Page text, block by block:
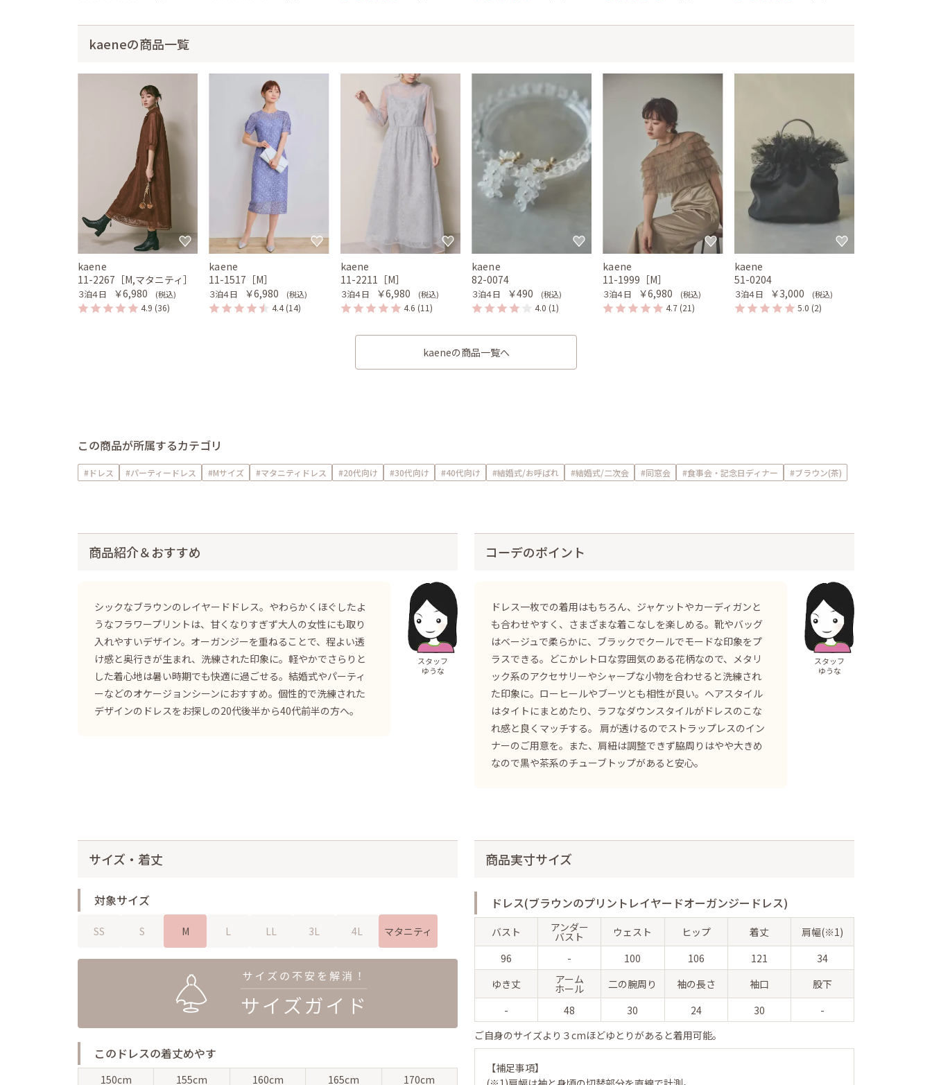
kaeneの商品一覧
kaene
11-2267［M,マタニティ］
３泊４日 ￥6,980 (税込)
4.9 (36)
kaene
11-1517［M］
３泊４日 ￥6,980 (税込)
4.4 (14)
kaene
11-2211［M］
３泊４日 ￥6,980 (税込)
4.6 (11)
kaene
82-0074
３泊４日 ￥490 (税込)
4.0 (1)
kaene
11-1999［M］
３泊４日 ￥6,980 (税込)
4.7 (21)
kaene
51-0204
３泊４日 ￥3,000 (税込)
5.0 (2)
kaeneの商品一覧へ
この商品が所属するカテゴリ
#ドレス #パーティードレス #Mサイズ #マタニティドレス #20代向け #30代向け #40代向け #結婚式/お呼ばれ #結婚式/二次会 #同窓会 #食事会・記念日ディナー #ブラウン(茶)
商品紹介＆おすすめ
シックなブラウンのレイヤードドレス。やわらかくほぐしたよ
うなフラワープリントは、甘くなりすぎず大人の女性にも取り
入れやすいデザイン。オーガンジーを重ねることで、程よい透
け感と奥行きが生まれ、洗練された印象に。軽やかでさらりと
した着心地は暑い時期でも快適に過ごせる。結婚式やパーティ
ーなどのオケージョンシーンにおすすめ。個性的で洗練された
デザインのドレスをお探しの20代後半から40代前半の方へ。
スタッフ
ゆうな
コーデのポイント
ドレス一枚での着用はもちろん、ジャケットやカーディガンと
も合わせやすく、さまざまな着こなしを楽しめる。靴やバッグ
はベージュで柔らかに、ブラックでクールでモードな印象をプ
ラスできる。どこかレトロな雰囲気のある花柄なので、メタリ
ック系のアクセサリーやシャープな小物を合わせると洗練され
た印象に。ローヒールやブーツとも相性が良い。ヘアスタイル
はタイトにまとめたり、ラフなダウンスタイルがドレスのこな
れ感と良くマッチする。 肩が透けるのでストラップレスのイン
ナーのご用意を。また、肩紐は調整できず脇周りはやや大きめ
なので黒や茶系のチューブトップがあると安心。
スタッフ
ゆうな
サイズ・着丈
対象サイズ
SS S M L LL 3L 4L マタニティ
このドレスの着丈めやす
150cm 155cm 160cm 165cm 170cm
商品実寸サイズ
ドレス(ブラウンのプリントレイヤードオーガンジードレス)
バスト アンダー
バスト ウェスト ヒップ 着丈
肩幅(※1)
96
- 100 106 121
34
ゆき丈
アーム
ホール 二の腕周り 袖の長さ 袖口
股下
-
48 30 24 30
-
ご自身のサイズより３cmほどゆとりがあると着用可能。
【補足事項】